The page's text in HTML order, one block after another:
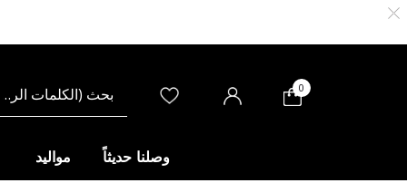
0
وصلنا حديثاً مواليد